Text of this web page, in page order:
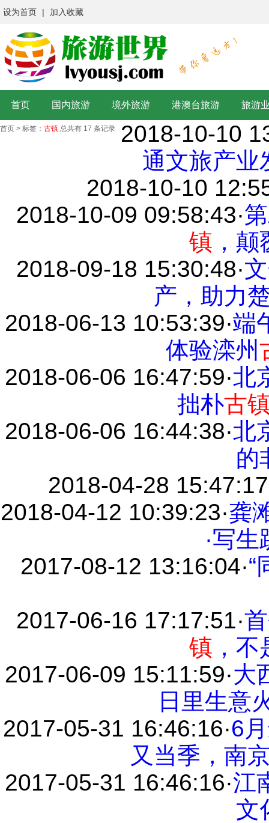
设为首页 | 加入收藏
首页 国内旅游 境外旅游 港澳台旅游 旅游
首页 > 标签： 古镇 总共有 17 条记录
2018-10-10
通文旅产业
2018-10-10
2018-10-09 09:58:43·
镇 ，
2018-09-18 15:30:48·
产，助力
2018-06-13 10:53:39·端
体验滦州
2018-06-06 16:47:59·北
拙朴古
2018-06-06 16:44:38·北
的
2018-04-28 15:47:17
2018-04-12 10:39:23·龚
·写生
2017-08-12 13:16:04·“
2017-06-16 17:17:51·
镇 ，
2017-06-09 15:11:59·大
日里生意
2017-05-31 16:46:16·6
又当季，南
2017-05-31 16:46:16·江
文